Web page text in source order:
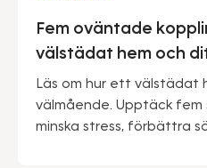
Fem oväntade
välstädat hem och
Läs om hur ett välstädat
välmående. Upptäck
minska stress, förbättra